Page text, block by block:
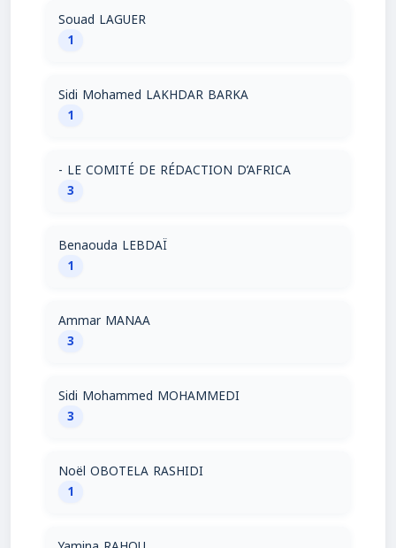
Souad LAGUER
1
Sidi Mohamed LAKHDAR BARKA
1
- LE COMITÉ DE RÉDACTION D’AFRICA
3
Benaouda LEBDAÏ
1
Ammar MANAA
3
Sidi Mohammed MOHAMMEDI
3
Noël OBOTELA RASHIDI
1